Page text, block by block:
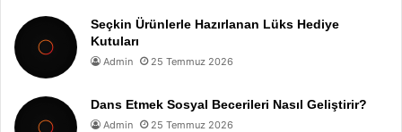
Seçkin Ürünlerle Hazırlanan Lüks Hediye
Kutuları
Admin 25 Temmuz 2026
Dans Etmek Sosyal Becerileri Nasıl Geliştirir?
Admin 25 Temmuz 2026